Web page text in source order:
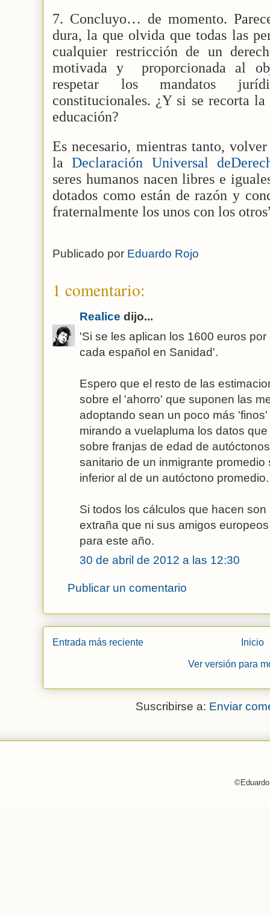
7. Concluyo… de momento.
dura, la que olvida que todas las
cualquier restricción de un
motivada y
proporcionada al
respetar los mandatos
constitucionales. ¿Y si se recorta la
educación?
Es necesario, mientras tanto,
laDeclaración Universal
seres humanos nacen libres e
dotados como están de razón y
fraternalmente los unos con los
Publicado por Eduardo Rojo
1 comentario:
Realice dijo...
'Si se les aplican los 1600 euros
cada español en Sanidad'.
Espero que el resto de las
sobre el 'ahorro' que suponen las
adoptando sean un poco más
mirando a vuelapluma los datos
sobre franjas de edad de
sanitario de un inmigrante
inferior al de un autóctono promedio.
Si todos los cálculos que hacen
extraña que ni sus amigos
para este año.
30 de abril de 2012 a las 12:30
Publicar un comentario
Entrada más reciente Inicio
Ver versión para
Suscribirse a: Enviar